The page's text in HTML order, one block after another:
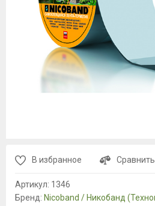
В избранное Сравнить
Артикул: 1346
Бренд: Nicoband / Никобанд